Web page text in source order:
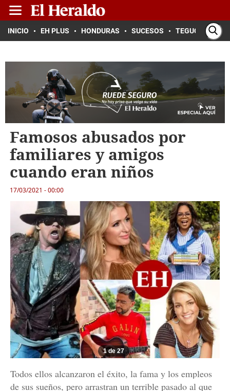
INICIO EH PLUS HONDURAS SUCESOS TEGUCIGALPA
Famosos abusados por
familiares y amigos
cuando eran niños
17/03/2021 - 00:00
1 de 27
Todos ellos alcanzaron el éxito, la fama y los empleos
de sus sueños, pero arrastran un terrible pasado al que